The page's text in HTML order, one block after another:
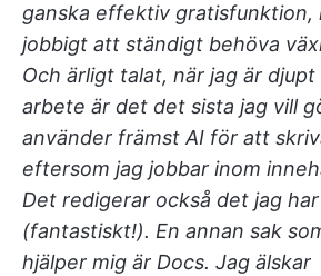
ganska effektiv gratisfunktion,
jobbigt att ständigt behöva
Och ärligt talat, när jag är
arbete är det det sista jag vill
använder främst AI för att
eftersom jag jobbar inom
Det redigerar också det jag
(fantastiskt!). En annan sak
hjälper mig är Docs. Jag älskar